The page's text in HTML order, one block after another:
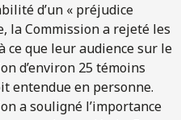
d’un « préjudice
la Commission a rejeté les
ce que leur audience sur le
d’environ 25 témoins
entendue en personne.
a souligné l’importance